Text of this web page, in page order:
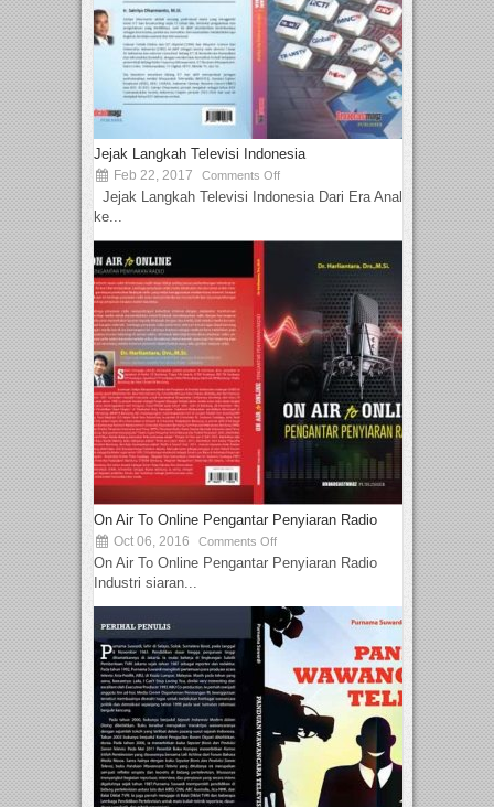
Jejak Langkah Televisi Indonesia
Feb 22, 2017 Comments Off
Jejak Langkah Televisi Indonesia Dari Era Analog
ke...
On Air To Online Pengantar Penyiaran Radio
Oct 06, 2016 Comments Off
On Air To Online Pengantar Penyiaran Radio
Industri siaran...